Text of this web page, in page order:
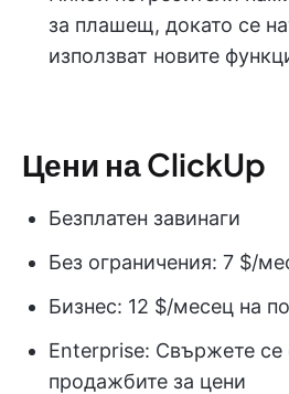
за плашещ, докато се
използват новите
Цени на ClickUp
Безплатен завинаги
Без ограничения: 7 $/
Бизнес: 12 $/месец на
Enterprise: Свържете се
продажбите за цени